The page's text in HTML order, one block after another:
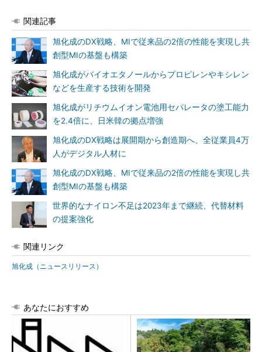
関連記事
旭化成のDX戦略、MIで従来品の2倍の性能を実現し共
創型MIの基盤も構築
旭化成がバイオエタノールからプロピレンやキシレン
などを生産する技術を開発
旭化成がリチウムイオン電池用セパレータの塗工能力
を2.4倍に、日米韓の拠点増強
旭化成のDX戦略は展開期から創造期へ、全従業員4万
人がデジタル人材に
旭化成のDX戦略、MIで従来品の2倍の性能を実現し共
創型MIの基盤も構築
世界的なナイロン不足は2023年まで継続、代替材料
の提案強化
関連リンク
旭化成（ニュースリリース）
あなたにおすすめ